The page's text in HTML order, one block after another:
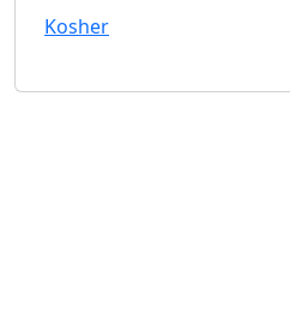
Kosher